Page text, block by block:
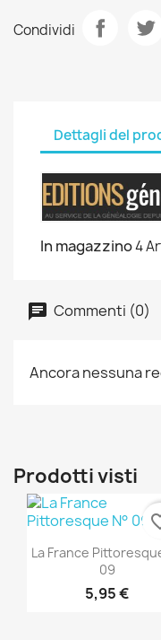
Condividi
Dettagli del
In magazzino4
Commenti (0)
Ancora nessuna
Prodotti visti
Anteprima
La France
09
5,95 €